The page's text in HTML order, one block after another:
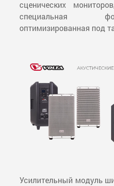
сценических
специальная
оптимизированная под
Усилительный модуль